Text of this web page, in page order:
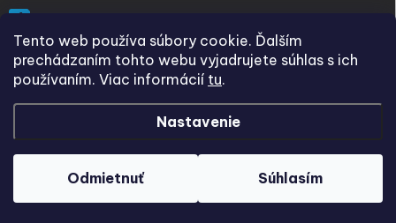
Tento web používa súbory cookie. Ďalším
prechádzaním tohto webu vyjadrujete súhlas s ich
používaním. Viac informácií tu.
Nastavenie
Odmietnuť Súhlasím
Vytvoril Shoptet
Copyright 2026imidjex.sk. Všetky práva vyhradené.Upraviť
nastavenie cookies